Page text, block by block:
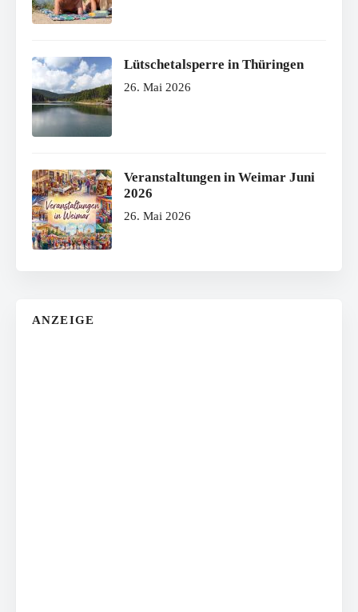
Lütschetalsperre in Thüringen
26. Mai 2026
Veranstaltungen in Weimar Juni
2026
26. Mai 2026
ANZEIGE